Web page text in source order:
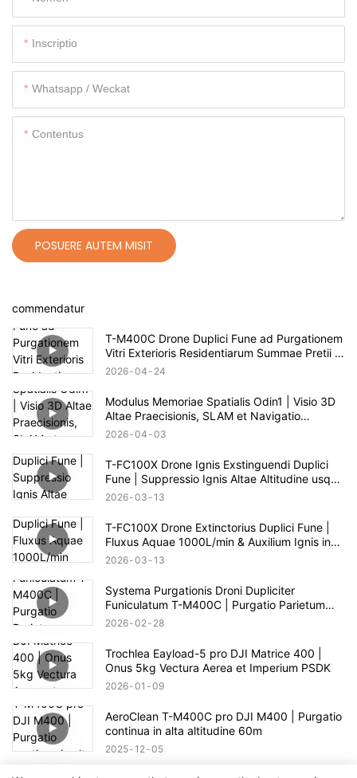
Inscriptio
Whatsapp / Weckat
Contentus
POSUERE AUTEM MISIT
commendatur
T-M400C Drone Duplici Fune ad Purgationem
Vitri Exterioris Residentiarum Summae Pretii |
Spatium 60m
2026 04 24
Modulus Memoriae Spatialis Odin1 | Visio 3D
Altae Praecisionis, SLAM et Navigatio
Autonoma
2026 04 03
T-FC100X Drone Ignis Exstinguendi Duplici
Fune | Suppressio Ignis Altae Altitudine usque
ad 100m
2026 03 13
T-FC100X Drone Extinctorius Duplici Fune |
Fluxus Aquae 1000L/min & Auxilium Ignis in
Alto Alto 100m
2026 03 13
Systema Purgationis Droni Dupliciter
Funiculatum T-M400C | Purgatio Parietum
Vitreum pro Area Commerciali
2026 02 28
Trochlea Eayload-5 pro DJI Matrice 400 |
Onus 5kg Vectura Aerea et Imperium PSDK
2026 01 09
AeroClean T-M400C pro DJI M400 | Purgatio
continua in alta altitudine 60m
2025 12 05